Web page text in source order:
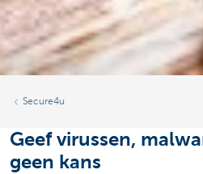
Secure4u
Geef virussen,
geen kans